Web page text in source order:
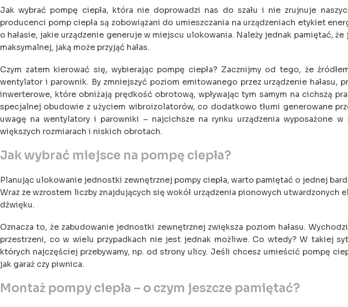
Jak wybrać pompę ciepła, która nie doprowadzi nas do szału i nie zrujnuje
producenci pomp ciepła są zobowiązani do umieszczania na urządzeniach etykiet
o hałasie, jakie urządzenie generuje w miejscu ulokowania. Należy jednak pamiętać,
maksymalnej, jaką może przyjąć hałas.
Czym zatem kierować się, wybierając pompę ciepła? Zacznijmy od tego, że
wentylator i parownik. By zmniejszyć poziom emitowanego przez urządzenie hałasu,
inwerterowe, które obniżają prędkość obrotową, wpływając tym samym na cichszą
specjalnej obudowie z użyciem wibroizolatorów, co dodatkowo tłumi generowane
uwagę na wentylatory i parowniki – najcichsze na rynku urządzenia wyposażone
większych rozmiarach i niskich obrotach.
Jak wybrać miejsce na pompę ciepła?
Planując ulokowanie jednostki zewnętrznej pompy ciepła, warto pamiętać o jednej
Wraz ze wzrostem liczby znajdujących się wokół urządzenia pionowych
dźwięku.
Oznacza to, że zabudowanie jednostki zewnętrznej zwiększa poziom hałasu.
przestrzeni, co w wielu przypadkach nie jest jednak możliwe. Co wtedy? W takiej
których najczęściej przebywamy, np. od strony ulicy. Jeśli chcesz umieścić pompę
jak garaż czy piwnica.
Montaż pompy ciepła – o czym jeszcze pamiętać?